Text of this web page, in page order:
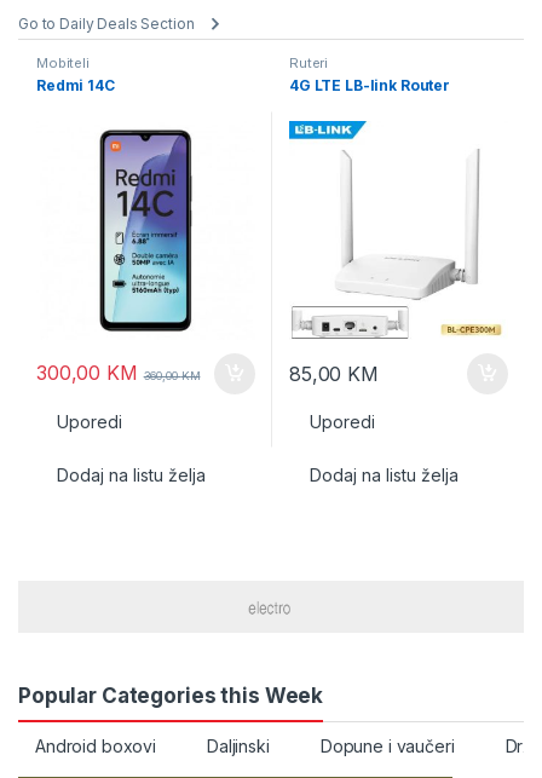
Go to Daily Deals Section
Mobiteli
Redmi 14C
300,00 KM 360,00KM
Uporedi
Dodaj na listu želja
Ruteri
4G LTE LB-link Router
85,00 KM
Uporedi
Dodaj na listu želja
Popular Categories this Week
Android boxovi Daljinski Dopune i vaučeri